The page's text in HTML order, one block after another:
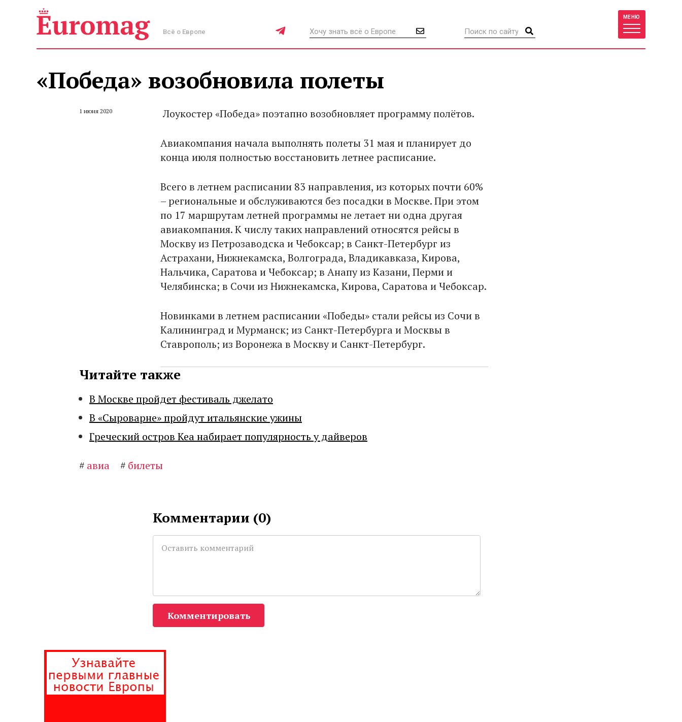
Всё о Европе
МЕНЮ
«Победа» возобновила полеты
1 июня 2020 Лоукостер «Победа» поэтапно возобновляет программу полётов.
Авиакомпания начала выполнять полеты 31 мая и планирует до
конца июля полностью восстановить летнее расписание.
Всего в летнем расписании 83 направления, из которых почти 60%
– региональные и обслуживаются без посадки в Москве. При этом
по 17 маршрутам летней программы не летает ни одна другая
авиакомпания. К числу таких направлений относятся рейсы в
Москву из Петрозаводска и Чебоксар; в Санкт-Петербург из
Астрахани, Нижнекамска, Волгограда, Владикавказа, Кирова,
Нальчика, Саратова и Чебоксар; в Анапу из Казани, Перми и
Челябинска; в Сочи из Нижнекамска, Кирова, Саратова и Чебоксар.
Новинками в летнем расписании «Победы» стали рейсы из Сочи в
Калининград и Мурманск; из Санкт-Петербурга и Москвы в
Ставрополь; из Воронежа в Москву и Санкт-Петербург.
Читайте также
В Москве пройдет фестиваль джелато
В «Сыроварне» пройдут итальянские ужины
Греческий остров Кеа набирает популярность у дайверов
# авиа # билеты
Комментарии (0)
Комментировать